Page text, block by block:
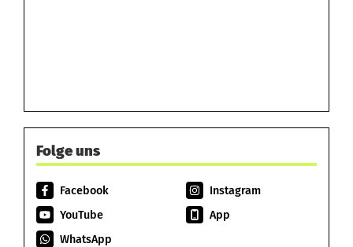
Folge uns
Facebook
Instagram
YouTube
App
WhatsApp